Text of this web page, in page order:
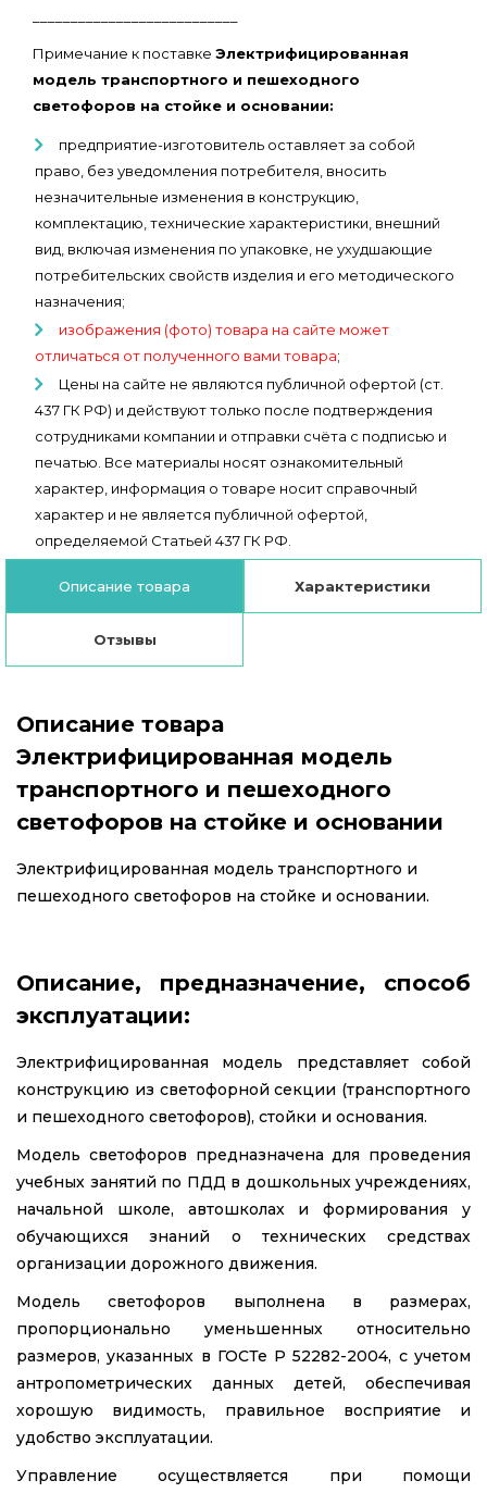
Примечание к поставке Электрифицированная
модель транспортного и пешеходного
светофоров на стойке и основании:
предприятие-изготовитель оставляет за собой
право, без уведомления потребителя, вносить
незначительные изменения в конструкцию,
комплектацию, технические характеристики, внешний
вид, включая изменения по упаковке, не ухудшающие
потребительских свойств изделия и его методического
назначения;
изображения (фото) товара на сайте может
отличаться от полученного вами товара;
Цены на сайте не являются публичной офертой (ст.
437 ГК РФ) и действуют только после подтверждения
сотрудниками компании и отправки счёта с подписью и
печатью. Все материалы носят ознакомительный
характер, информация о товаре носит справочный
характер и не является публичной офертой,
определяемой Статьей 437 ГК РФ.
Описание товара Характеристики
Отзывы
Описание товара
Электрифицированная модель
транспортного и пешеходного
светофоров на стойке и основании
Электрифицированная модель транспортного и
пешеходного светофоров на стойке и основании.
Описание, предназначение, способ
эксплуатации:
Электрифицированная модель представляет собой
конструкцию из светофорной секции (транспортного
и пешеходного светофоров), стойки и основания.
Модель светофоров предназначена для проведения
учебных занятий по ПДД в дошкольных учреждениях,
начальной школе, автошколах и формирования у
обучающихся знаний о технических средствах
организации дорожного движения.
Модель светофоров выполнена в размерах,
пропорционально уменьшенных относительно
размеров, указанных в ГОСТе Р 52282-2004, с учетом
антропометрических данных детей, обеспечивая
хорошую видимость, правильное восприятие и
удобство эксплуатации.
Управление осуществляется при помощи